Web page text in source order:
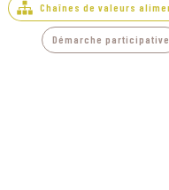
Chaînes de valeurs
Démarche participative